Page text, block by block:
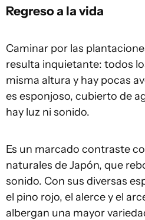
Regreso a la vida
Caminar por las
resulta inquietante: todos
misma altura y hay pocas
es esponjoso, cubierto de
hay luz ni sonido.
Es un marcado contraste
naturales de Japón, que
sonido. Con sus diversas
el pino rojo, el alerce y el
albergan una mayor